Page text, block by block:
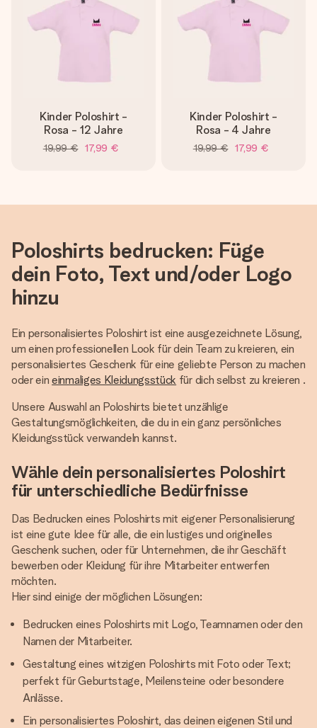
Kinder Poloshirt -
Rosa - 12 Jahre
19,99 € 17,99 €
Kinder Poloshirt -
Rosa - 4 Jahre
19,99 € 17,99 €
Poloshirts bedrucken: Füge
dein Foto, Text und/oder Logo
hinzu
Ein personalisiertes Poloshirt ist eine ausgezeichnete Lösung,
um einen professionellen Look für dein Team zu kreieren, ein
personalisiertes Geschenk für eine geliebte Person zu machen
oder eineinmaliges Kleidungsstück für dich selbst zu kreieren .
Unsere Auswahl an Poloshirts bietet unzählige
Gestaltungsmöglichkeiten, die du in ein ganz persönliches
Kleidungsstück verwandeln kannst.
Wähle dein personalisiertes Poloshirt
für unterschiedliche Bedürfnisse
Das Bedrucken eines Poloshirts mit eigener Personalisierung
ist eine gute Idee für alle, die ein lustiges und originelles
Geschenk suchen, oder für Unternehmen, die ihr Geschäft
bewerben oder Kleidung für ihre Mitarbeiter entwerfen
möchten.
Hier sind einige der möglichen Lösungen:
Bedrucken eines Poloshirts mit Logo, Teamnamen oder den
Namen der Mitarbeiter.
Gestaltung eines witzigen Poloshirts mit Foto oder Text;
perfekt für Geburtstage, Meilensteine oder besondere
Anlässe.
Ein personalisiertes Poloshirt, das deinen eigenen Stil und